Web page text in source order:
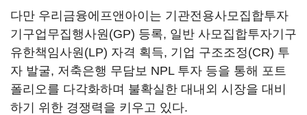
다만 우리금융에프앤아이는 기관전용사모집합투자
기구업무집행사원(GP) 등록, 일반 사모집합투자기구
유한책임사원(LP) 자격 획득, 기업 구조조정(CR) 투
자 발굴, 저축은행 무담보 NPL 투자 등을 통해 포트
폴리오를 다각화하며 불확실한 대내외 시장을 대비
하기 위한 경쟁력을 키우고 있다.